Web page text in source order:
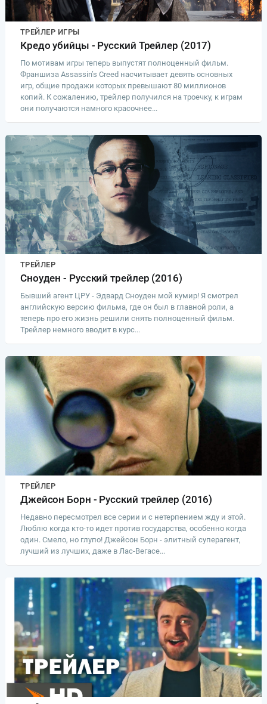
ТРЕЙЛЕР ИГРЫ
Кредо убийцы - Русский Трейлер (2017)
По мотивам игры теперь выпустят полноценный фильм.
Франшиза Assassin’s Creed насчитывает девять основных
игр, общие продажи которых превышают 80 миллионов
копий. К сожалению, трейлер получился на троечку, к играм
они получаются намного красочнее...
ТРЕЙЛЕР
Сноуден - Русский трейлер (2016)
Бывший агент ЦРУ - Эдвард Сноуден мой кумир! Я смотрел
английскую версию фильма, где он был в главной роли, а
теперь про его жизнь решили снять полноценный фильм.
Трейлер немного вводит в курс...
ТРЕЙЛЕР
Джейсон Борн - Русский трейлер (2016)
Недавно пересмотрел все серии и с нетерпением жду и этой.
Люблю когда кто-то идет против государства, особенно когда
один. Смело, но глупо! Джейсон Борн - элитный суперагент,
лучший из лучших, даже в Лас-Вегасе...